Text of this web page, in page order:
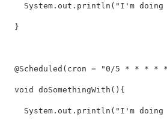
System.out.println("I'm doing
  }
@Scheduled(cron = "0/5 * * * *
  void doSomethingWith(){
System.out.println("I'm doing